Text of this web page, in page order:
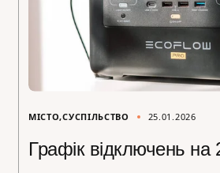
МІСТО СУСПІЛЬСТВО 25.01.2026
Графік відключень на